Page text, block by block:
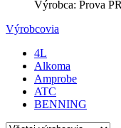
Výrobca: Prova
Výrobcovia
4L
Alkoma
Amprobe
ATC
BENNING